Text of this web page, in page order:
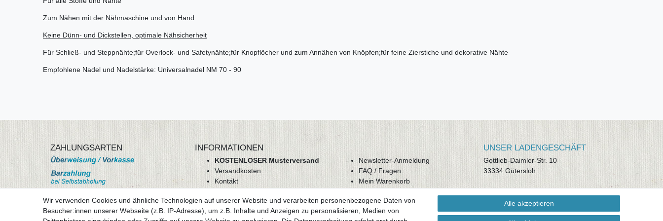
Zum Nähen mit der Nähmaschine und von Hand
Keine Dünn- und Dickstellen, optimale Nähsicherheit
Für Schließ- und Steppnähte;für Overlock- und Safetynähte;für Knopflöcher und zum Annähen von Knöpfen;für feine Zierstiche und dekorative Nähte
Empfohlene Nadel und Nadelstärke: Universalnadel NM 70 - 90
ZAHLUNGSARTEN INFORMATIONEN
KOSTENLOSER Musterversand
Versandkosten
Kontakt
AGB
Datenschutz
Newsletter-Anmeldung
FAQ / Fragen
Mein Warenkorb
Mein Konto
UNSER LADENGESCHÄFT
Gottlieb-Daimler-Str. 10
33334 Gütersloh
ÖFFNUNGSZEITEN
Montag - Dienstag: 8.00 - 18.00 Uhr,
Mittwoch Ruhetag, Donnerstag: 8.00 -
Wir verwenden Cookies und ähnliche Technologien auf unserer Website und verarbeiten personenbezogene Daten von
Besucher:innen unserer Webseite (z.B. IP-Adresse), um z.B. Inhalte und Anzeigen zu personalisieren, Medien von
Alle akzeptieren